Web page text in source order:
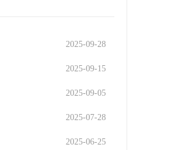
2025-09-28
2025-09-15
2025-09-05
2025-07-28
2025-06-25